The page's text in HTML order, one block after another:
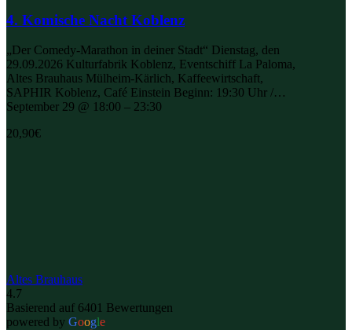
4. Komische Nacht Koblenz
„Der Comedy-Marathon in deiner Stadt“ Dienstag, den
29.09.2026 Kulturfabrik Koblenz, Eventschiff La Paloma,
Altes Brauhaus Mülheim-Kärlich, Kaffeewirtschaft,
SAPHIR Koblenz, Café Einstein Beginn: 19:30 Uhr /…
September 29 @ 18:00 – 23:30
20,90€
Altes Brauhaus
4.7
Basierend auf 6401 Bewertungen
powered by Google